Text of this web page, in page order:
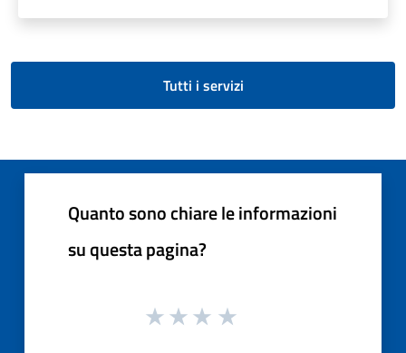
Tutti i servizi
Quanto sono chiare le informazioni
su questa pagina?